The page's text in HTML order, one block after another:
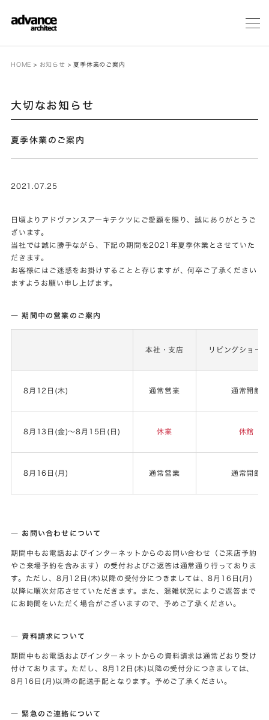
メ
HOME > お知らせ >夏季休業のご案内
大切なお知らせ
夏季休業のご案内
2021.07.25
日頃よりアドヴァンスアーキテクツにご愛顧を賜り、誠にありがとうご
ざいます。
当社では誠に勝手ながら、下記の期間を2021年夏季休業とさせていた
だきます。
お客様にはご迷惑をお掛けすることと存じますが、何卒ご了承ください
ますようお願い申し上げます。
― 期間中の営業のご案内
本社・支店 リビングショー
8月12日(木) 通常営業 通常開館
8月13日(金)～8月15日(日) 休業 休館
8月16日(月) 通常営業 通常開館
― お問い合わせについて
期間中もお電話およびインターネットからのお問い合わせ（ご来店予約
やご来場予約を含みます）の受付およびご返答は通常通り行っておりま
す。ただし、8月12日(木)以降の受付分につきましては、8月16日(月)
以降に順次対応させていただきます。また、混雑状況によりご返答まで
にお時間をいただく場合がございますので、予めご了承ください。
― 資料請求について
期間中もお電話およびインターネットからの資料請求は通常どおり受け
付けております。ただし、8月12日(木)以降の受付分につきましては、
8月16日(月)以降の配送手配となります。予めご了承ください。
― 緊急のご連絡 について